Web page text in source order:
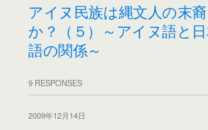
アイヌ民族は縄文人の末裔
か？（５）～アイヌ語と
語の関係～
9 RESPONSES
2009年12月14日